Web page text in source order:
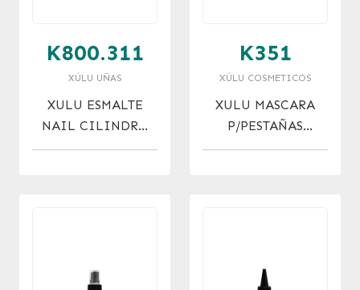
K800.311
XÚLU UÑAS
XULU ESMALTE
NAIL CILINDRO
C/KERATINA 311 X
K351
XÚLU COSMETICOS
XULU MASCARA
P/PESTAÑAS
TUBING BY